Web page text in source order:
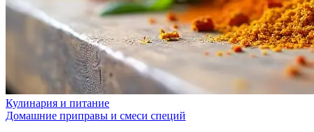
Кулинария и питание
Домашние приправы и смеси специй